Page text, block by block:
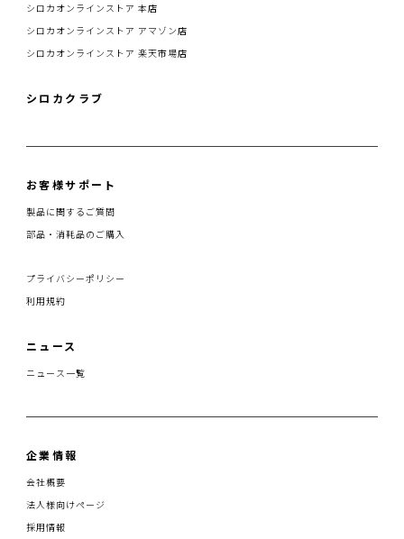
シロカオンラインストア 本店
シロカオンラインストア アマゾン店
シロカオンラインストア 楽天市場店
シロカクラブ
お客様サポート
製品に関するご質問
部品・消耗品のご購入
プライバシーポリシー
利用規約
ニュース
ニュース一覧
企業情報
会社概要
法人様向けページ
採用情報